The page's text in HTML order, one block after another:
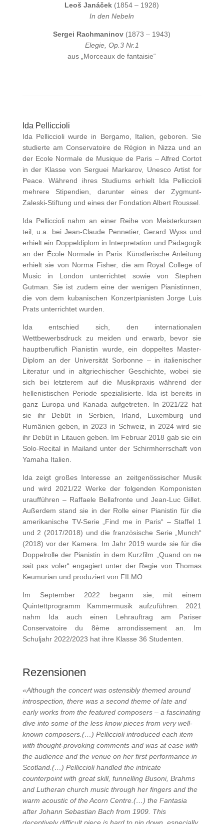
Leoš Janáček (1854 – 1928)
In den Nebeln
Sergei Rachmaninov (1873 – 1943)
Elegie, Op.3 Nr.1
aus „Morceaux de fantaisie“
Ida Pelliccioli
Ida Pelliccioli wurde in Bergamo, Italien, geboren. Sie
studierte am Conservatoire de Région in Nizza und an
der Ecole Normale de Musique de Paris – Alfred Cortot
in der Klasse von Serguei Markarov, Unesco Artist for
Peace. Während ihres Studiums erhielt Ida Pelliccioli
mehrere Stipendien, darunter eines der Zygmunt-
Zaleski-Stiftung und eines der Fondation Albert Roussel.
Ida Pelliccioli nahm an einer Reihe von Meisterkursen
teil, u.a. bei Jean-Claude Pennetier, Gerard Wyss und
erhielt ein Doppeldiplom in Interpretation und Pädagogik
an der École Normale in Paris. Künstlerische Anleitung
erhielt sie von Norma Fisher, die am Royal College of
Music in London unterrichtet sowie von Stephen
Gutman. Sie ist zudem eine der wenigen Pianistinnen,
die von dem kubanischen Konzertpianisten Jorge Luis
Prats unterrichtet wurden.
Ida entschied sich, den internationalen
Wettbewerbsdruck zu meiden und erwarb, bevor sie
hauptberuflich Pianistin wurde, ein doppeltes Master-
Diplom an der Universität Sorbonne – in italienischer
Literatur und in altgriechischer Geschichte, wobei sie
sich bei letzterem auf die Musikpraxis während der
hellenistischen Periode spezialisierte. Ida ist bereits in
ganz Europa und Kanada aufgetreten. In 2021/22 hat
sie ihr Debüt in Serbien, Irland, Luxemburg und
Rumänien geben, in 2023 in Schweiz, in 2024 wird sie
ihr Debüt in Litauen geben. Im Februar 2018 gab sie ein
Solo-Recital in Mailand unter der Schirmherrschaft von
Yamaha Italien.
Ida zeigt großes Interesse an zeitgenössischer Musik
und wird 2021/22 Werke der folgenden Komponisten
uraufführen – Raffaele Bellafronte und Jean-Luc Gillet.
Außerdem stand sie in der Rolle einer Pianistin für die
amerikanische TV-Serie „Find me in Paris“ – Staffel 1
und 2 (2017/2018) und die französische Serie „Munch“
(2018) vor der Kamera. Im Jahr 2019 wurde sie für die
Doppelrolle der Pianistin in dem Kurzfilm „Quand on ne
sait pas voler“ engagiert unter der Regie von Thomas
Keumurian und produziert von FILMO.
Im September 2022 begann sie, mit einem
Quintettprogramm Kammermusik aufzuführen. 2021
nahm Ida auch einen Lehrauftrag am Pariser
Conservatoire du 8ème arrondissement an. Im
Schuljahr 2022/2023 hat ihre Klasse 36 Studenten.
Rezensionen
«Although the concert was ostensibly themed around
introspection, there was a second theme of late and
early works from the featured composers – a fascinating
dive into some of the less know pieces from very well-
known composers.(…) Pelliccioli introduced each item
with thought-provoking comments and was at ease with
the audience and the venue on her first performance in
Scotland.(…) Pelliccioli handled the intricate
counterpoint with great skill, funnelling Busoni, Brahms
and Lutheran church music through her fingers and the
warm acoustic of the Acorn Centre.(…) the Fantasia
after Johann Sebastian Bach from 1909. This